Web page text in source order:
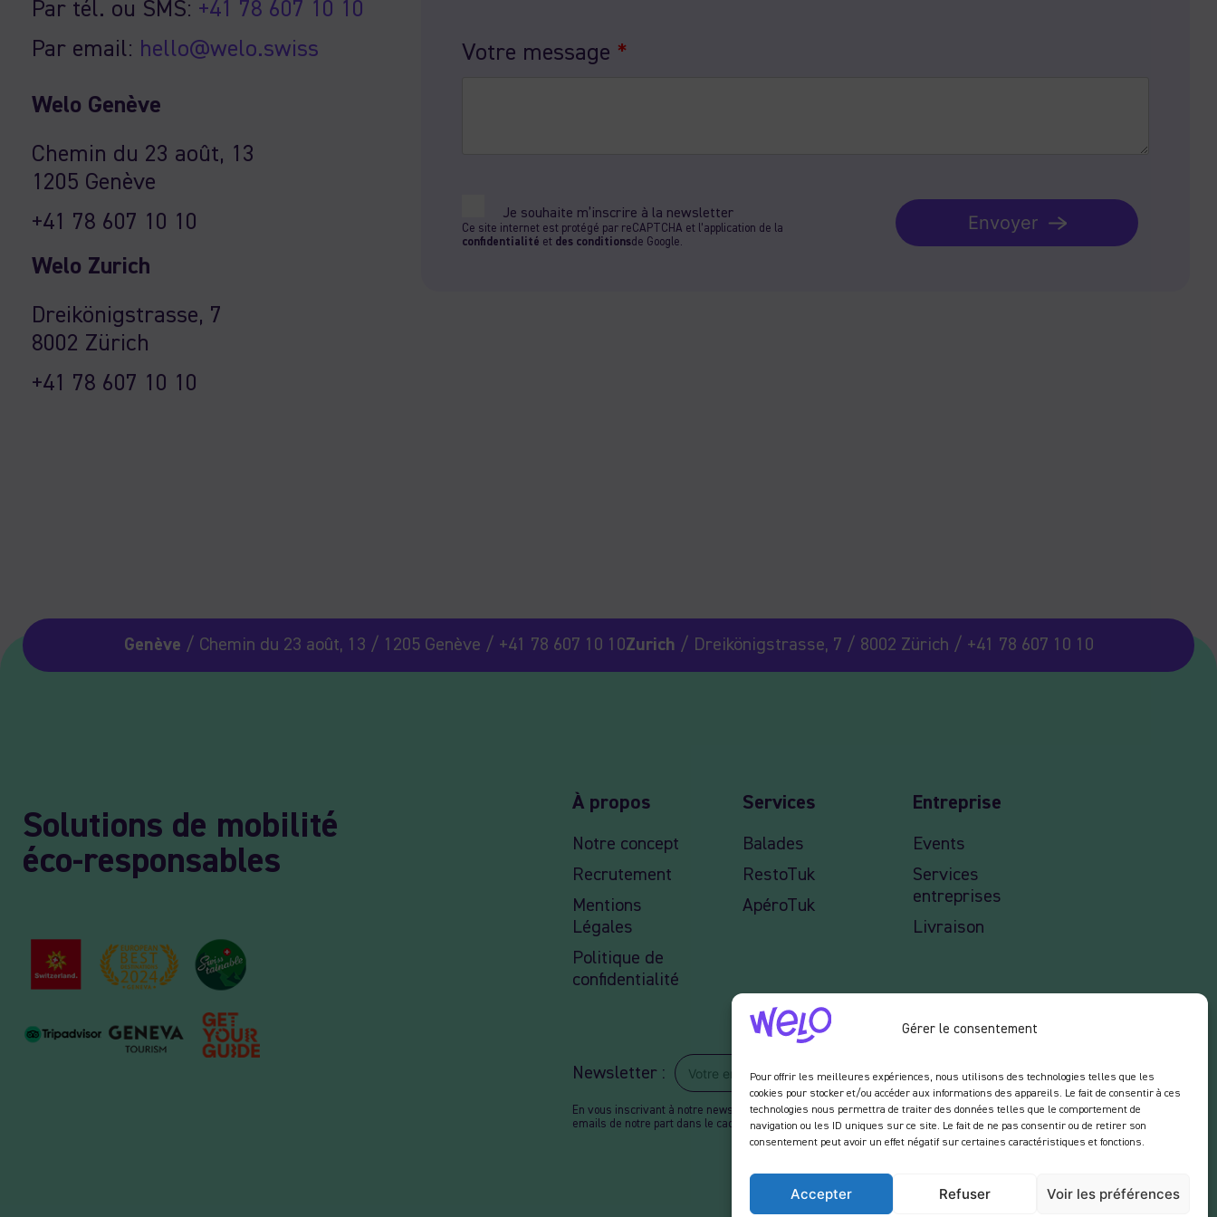
Gérer le consentement
Pour offrir les meilleures expériences, nous utilisons des technologies telles que les
cookies pour stocker et/ou accéder aux informations des appareils. Le fait de consentir à ces
technologies nous permettra de traiter des données telles que le comportement de
navigation ou les ID uniques sur ce site. Le fait de ne pas consentir ou de retirer son
consentement peut avoir un effet négatif sur certaines caractéristiques et fonctions.
Accepter Refuser Voir les préférences
Par tél. ou SMS: +41 78 607 10 10
Par email: hello@welo.swiss
Welo Genève
Chemin du 23 août, 13
1205 Genève
+41 78 607 10 10
Welo Zurich
Dreikönigstrasse, 7
8002 Zürich
+41 78 607 10 10
Votre message *
Je souhaite m’inscrire à la newsletter
Ce site internet est protégé par reCAPTCHA et l’application de la
confidentialité et des conditionsde Google.
Envoyer
Genève / Chemin du 23 août, 13 / 1205 Genève / +41 78 607 10 10Zurich / Dreikönigstrasse, 7 / 8002 Zürich / +41 78 607 10 10
Solutions de mobilité
éco-responsables
À propos
Notre concept
Recrutement
Mentions
Légales
Politique de
confidentialité
Services
Balades
RestoTuk
ApéroTuk
Entreprise
Events
Services
entreprises
Livraison
Newsletter :
En vous inscrivant à notre newsletter, vous acceptez de recevoir des
emails de notre part dans le cadre des activités de notre site.